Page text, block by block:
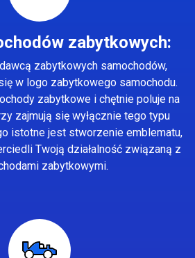
zabytkowych:
zabytkowych samochodów,
w logo zabytkowego samochodu.
zabytkowe i chętnie poluje na
zajmują się wyłącznie tego typu
istotne jest stworzenie emblematu,
Twoją działalność związaną z
zabytkowymi.